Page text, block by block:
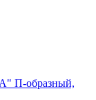
П-образный,